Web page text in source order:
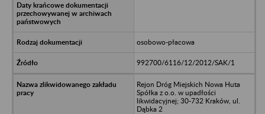
osobowo-płacowa
992700/6116/12/2012/SAK/1
Rejon Dróg Miejskich Nowa Huta
Spółka z o.o. w upadłości
likwidacyjnej; 30-732 Kraków, ul.
Dąbka 2